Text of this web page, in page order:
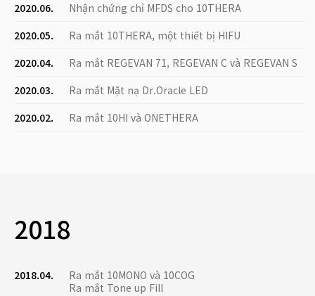
2020.06.
Nhận chứng chỉ MFDS cho 10THERA
2020.05.
Ra mắt 10THERA, một thiết bị HIFU
2020.04.
Ra mắt REGEVAN 71, REGEVAN C và REGEVAN S
2020.03.
Ra mắt Mặt nạ Dr.Oracle LED
2020.02.
Ra mắt 10HI và ONETHERA
2018
2018.04.
Ra mắt 10MONO và 10COG
Ra mắt Tone up Fill